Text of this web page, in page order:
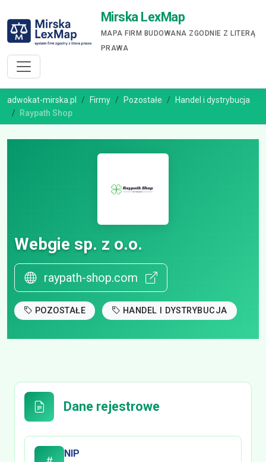
Mirska LexMap
MAPA FIRM BUDOWANA ZGODNIE Z LITERĄ
PRAWA
adwokat-mirska.pl Firmy Pozostałe
Handel i dystrybucja
Raypath Shop
Webgie sp. z o.o.
raypath-shop.com
POZOSTAŁE HANDEL I DYSTRYBUCJA
Dane rejestrowe
NIP